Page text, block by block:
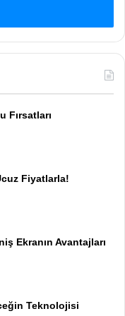
Fırsatları
Fiyatlarla!
Ekranın Avantajları
Teknolojisi